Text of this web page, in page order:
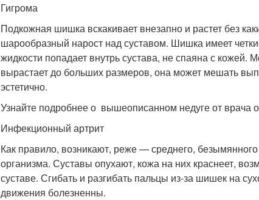
Гигрома
Подкожная шишка вскакивает внезапно и растет без
шарообразный нарост над суставом. Шишка имеет
жидкости попадает внутрь сустава, не спаяна с кожей.
вырастает до больших размеров, она может мешать
эстетично.
Узнайте подробнее о вышеописанном недуге от врача
Инфекционный артрит
Как правило, возникают, реже — среднего,
организма. Суставы опухают, кожа на них краснеет,
суставе. Сгибать и разгибать пальцы из-за шишек на
движения болезненны.